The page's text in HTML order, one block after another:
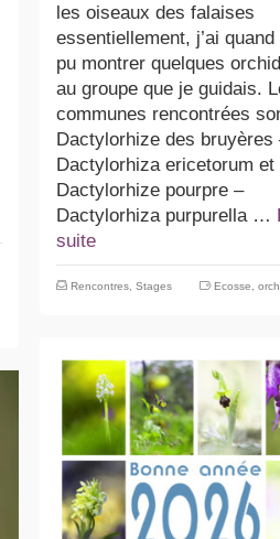
les oiseaux des falaises
essentiellement, j’ai quand
pu montrer quelques
au groupe que je guidais.
communes rencontrées
Dactylorhize des bruyères
Dactylorhiza ericetorum et
Dactylorhize pourpre –
Dactylorhiza purpurella …
suite
Rencontres,Stages Ecosse,